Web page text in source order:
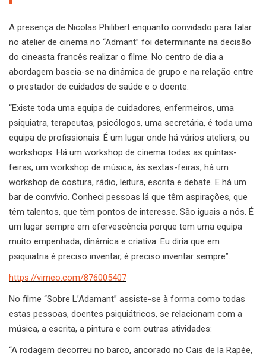
A presença de Nicolas Philibert enquanto convidado para falar
no atelier de cinema no “Admant” foi determinante na decisão
do cineasta francês realizar o filme. No centro de dia a
abordagem baseia-se na dinâmica de grupo e na relação entre
o prestador de cuidados de saúde e o doente:
“Existe toda uma equipa de cuidadores, enfermeiros, uma
psiquiatra, terapeutas, psicólogos, uma secretária, é toda uma
equipa de profissionais. É um lugar onde há vários ateliers, ou
workshops. Há um workshop de cinema todas as quintas-
feiras, um workshop de música, às sextas-feiras, há um
workshop de costura, rádio, leitura, escrita e debate. E há um
bar de convívio. Conheci pessoas lá que têm aspirações, que
têm talentos, que têm pontos de interesse. São iguais a nós. É
um lugar sempre em efervescência porque tem uma equipa
muito empenhada, dinâmica e criativa. Eu diria que em
psiquiatria é preciso inventar, é preciso inventar sempre”.
https://vimeo.com/876005407
No filme “Sobre L’Adamant” assiste-se à forma como todas
estas pessoas, doentes psiquiátricos, se relacionam com a
música, a escrita, a pintura e com outras atividades:
“A rodagem decorreu no barco, ancorado no Cais de la Rapée,